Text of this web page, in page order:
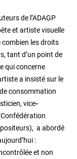
de l’ADAGP
et artiste visuelle
les droits
tant d’un point de
qui concerne
a insisté sur le
consommation
vice-
a abordé
:
et non